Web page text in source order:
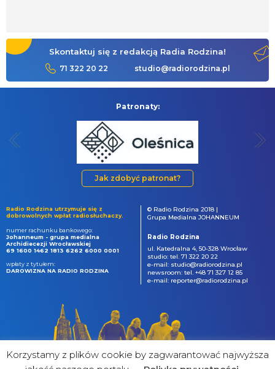
Skontaktuj się z redakcją Radia Rodzina!
71 322 20 22 studio@radiorodzina.pl
Patronaty:
Jak zdobyć patronat?
Radio Rodzina utrzymuje się z
dobrowolnych wpłat radiosłuchaczy.
numer rachunku bankowego:
Johanneum - grupa medialna
Archidiecezji Wrocławskiej
69 1600 1462 1813 6262 6000 0001
wpłaty z tytułem:
DAROWIZNA NA RADIO RODZINA
© Radio Rodzina 2018 |
Grupa Medialna JOHANNEUM
Radio Rodzina
ul. Katedralna 4, 50-328 Wrocław
studio: tel. 71 322 20 22
e-mail: studio@radiorodzina.pl
newsroom: tel. +48 71 327 12 85
e-mail: reporter@radiorodzina.pl
Korzystamy z plików cookie by zagwarantować najwyższa